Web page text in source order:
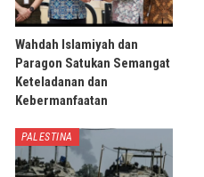
Wahdah Islamiyah dan
Paragon Satukan Semangat
Keteladanan dan
Kebermanfaatan
PALESTINA